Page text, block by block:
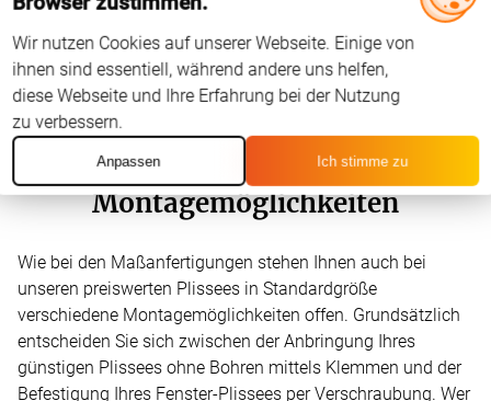
zahlreiche weitere Möglichkeiten, Ihre Fenster-Plissee
preiswert und individuell zu gestalten.
Unsere Plissee-Angebote in
Fertiggröße –
Montagemöglichkeiten
Wie bei den Maßanfertigungen stehen Ihnen auch bei
unseren preiswerten Plissees in Standardgröße
verschiedene Montagemöglichkeiten offen. Grundsätzlich
entscheiden Sie sich zwischen der Anbringung Ihres
günstigen Plissees ohne Bohren mittels Klemmen und der
Befestigung Ihres Fenster-Plissees per Verschraubung. Wer
Wir nutzen Cookies auf unserer Webseite. Einige von
ihnen sind essentiell, während andere uns helfen,
diese Webseite und Ihre Erfahrung bei der Nutzung
zu verbessern.
Anpassen Ich stimme zu